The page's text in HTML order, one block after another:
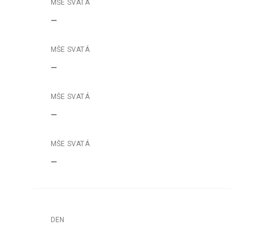
–
–
–
–